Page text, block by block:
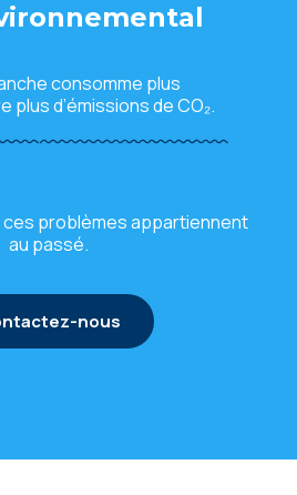
consomme plus
plus d’émissions de CO₂.
ces problèmes appartiennent
au passé.
nous